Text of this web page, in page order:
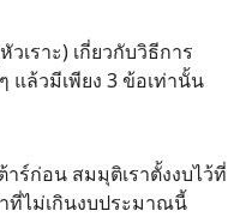
เราะ) เกี่ยวกับวิธีการ
แล้วมีเพียง 3 ข้อเท่านั้น
ร์ก่อน สมมุติเราตั้งงบไว้ที่
ที่ไม่เกินงบประมาณนี้